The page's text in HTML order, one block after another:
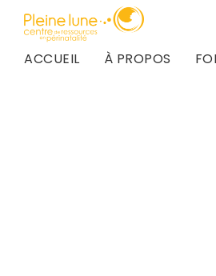
ACCUEIL À PROPOS